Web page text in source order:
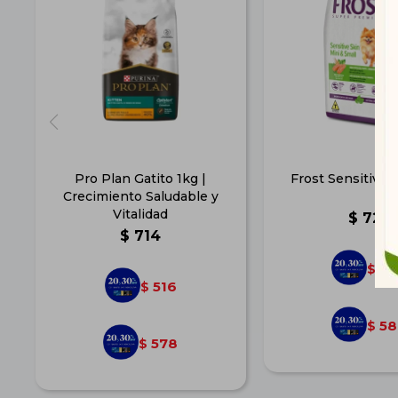
Pro Plan Gatito 1kg |
Crecimiento Saludable y
Vitalidad
$ 714
$ 516
$ 578
Frost Sensitive
$ 725
$
$